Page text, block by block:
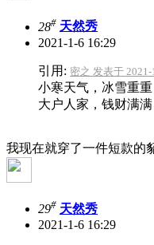
28# 天然秀
2021-1-6 16:29
引用: 密之 发表于 2021-
小寒天气，冰雪重
大户人家，钱财满
我现在就穿了一件短款的
29# 天然秀
2021-1-6 16:29